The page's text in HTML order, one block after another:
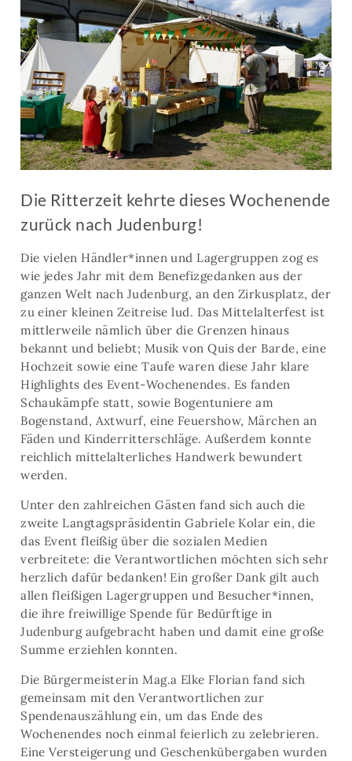
Die Ritterzeit kehrte dieses Wochenende
zurück nach Judenburg!
Die vielen Händler*innen und Lagergruppen zog es
wie jedes Jahr mit dem Benefizgedanken aus der
ganzen Welt nach Judenburg, an den Zirkusplatz, der
zu einer kleinen Zeitreise lud. Das Mittelalterfest ist
mittlerweile nämlich über die Grenzen hinaus
bekannt und beliebt; Musik von Quis der Barde, eine
Hochzeit sowie eine Taufe waren diese Jahr klare
Highlights des Event-Wochenendes. Es fanden
Schaukämpfe statt, sowie Bogentuniere am
Bogenstand, Axtwurf, eine Feuershow, Märchen an
Fäden und Kinderritterschläge. Außerdem konnte
reichlich mittelalterliches Handwerk bewundert
werden.
Unter den zahlreichen Gästen fand sich auch die
zweite Langtagspräsidentin Gabriele Kolar ein, die
das Event fleißig über die sozialen Medien
verbreitete: die Verantwortlichen möchten sich sehr
herzlich dafür bedanken! Ein großer Dank gilt auch
allen fleißigen Lagergruppen und Besucher*innen,
die ihre freiwillige Spende für Bedürftige in
Judenburg aufgebracht haben und damit eine große
Summe erziehlen konnten.
Die Bürgermeisterin Mag.a Elke Florian fand sich
gemeinsam mit den Verantwortlichen zur
Spendenauszählung ein, um das Ende des
Wochenendes noch einmal feierlich zu zelebrieren.
Eine Versteigerung und Geschenkübergaben wurden